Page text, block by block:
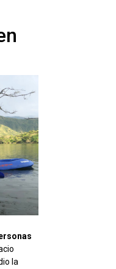
la